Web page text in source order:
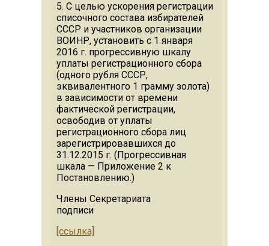
5. С целью ускорения регистрации
списочного состава избирателей
СССР и участников организации
ВОИНР, установить с 1 января
2016 г. прогрессивную шкалу
уплаты регистрационного сбора
(одного рубля СССР,
эквивалентного 1 грамму золота)
в зависимости от времени
фактической регистрации,
освободив от уплаты
регистрационного сбора лиц
зарегистрировавшихся до
31.12.2015 г. (Прогрессивная
шкала — Приложение 2 к
Постановлению.)
Члены Секретариата
подписи
[ссылка]